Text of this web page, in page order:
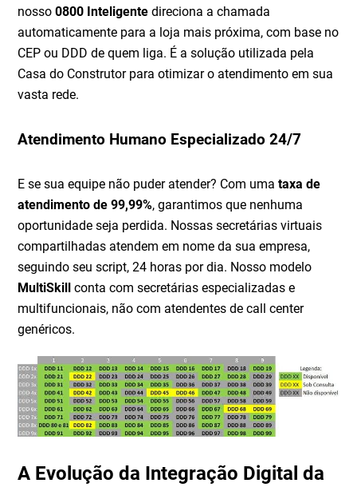
nosso0800 Inteligente direciona a chamada
automaticamente para a loja mais próxima, com base no
CEP ou DDD de quem liga. É a solução utilizada pela
Casa do Construtor para otimizar o atendimento em sua
vasta rede.
Atendimento Humano Especializado 24/7
E se sua equipe não puder atender? Com umataxa de
atendimento de 99,99%, garantimos que nenhuma
oportunidade seja perdida. Nossas secretárias virtuais
compartilhadas atendem em nome da sua empresa,
seguindo seu script, 24 horas por dia. Nosso modelo
MultiSkill
conta com secretárias especializadas e
multifuncionais, não com atendentes de call center
genéricos.
A Evolução da Integração Digital da